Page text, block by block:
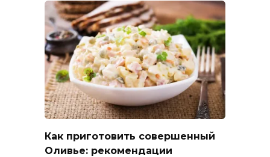
Как приготовить совершенный
Оливье: рекомендации